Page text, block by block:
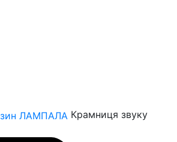
Крамниця звуку